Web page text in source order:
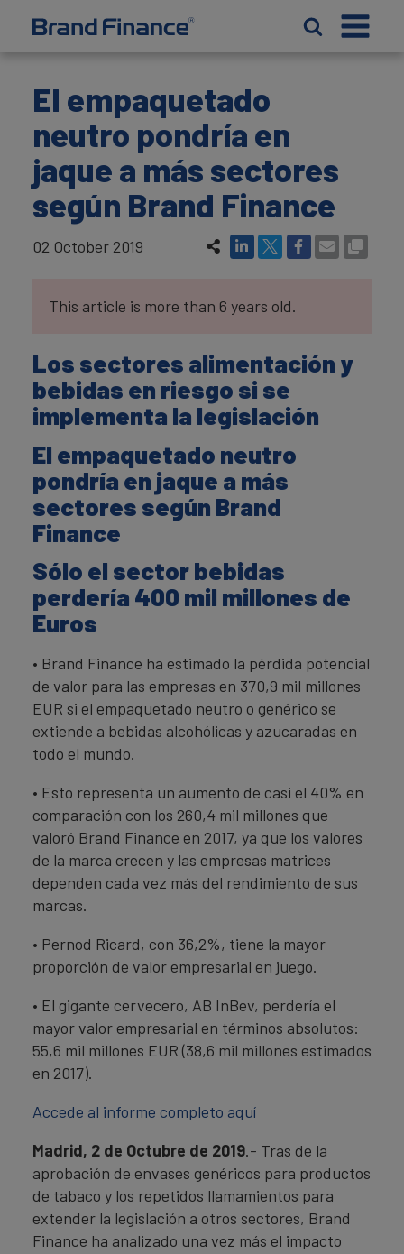
El empaquetado
neutro pondría en
jaque a más sectores
según Brand Finance
02 October 2019
This article is more than 6 years old.
Los sectores alimentación y
bebidas en riesgo si se
implementa la legislación
El empaquetado neutro
pondría en jaque a más
sectores según Brand
Finance
Sólo el sector bebidas
perdería 400 mil millones de
Euros
• Brand Finance ha estimado la pérdida potencial
de valor para las empresas en 370,9 mil millones
EUR si el empaquetado neutro o genérico se
extiende a bebidas alcohólicas y azucaradas en
todo el mundo.
• Esto representa un aumento de casi el 40% en
comparación con los 260,4 mil millones que
valoró Brand Finance en 2017, ya que los valores
de la marca crecen y las empresas matrices
dependen cada vez más del rendimiento de sus
marcas.
• Pernod Ricard, con 36,2%, tiene la mayor
proporción de valor empresarial en juego.
• El gigante cervecero, AB InBev, perdería el
mayor valor empresarial en términos absolutos:
55,6 mil millones EUR (38,6 mil millones estimados
en 2017).
Accede al informe completo aquí
Madrid, 2 de Octubre de 2019.- Tras de la
aprobación de envases genéricos para productos
de tabaco y los repetidos llamamientos para
extender la legislación a otros sectores, Brand
Finance ha analizado una vez más el impacto